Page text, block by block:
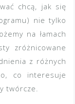
chcą, jak się
nie tylko
na łamach
zróżnicowane
z różnych
co interesuje
twórcze.